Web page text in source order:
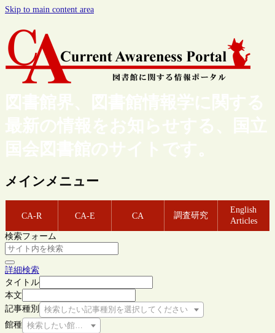
Skip to main content area
図書館界、図書館情報学に関する
最新の情報をお知らせする、国立
国会図書館のサイトです。
メインメニュー
CA-R CA-E CA 調査研究
English
Articles
検索フォーム
詳細検索
タイトル
本文
記事種別
検索したい記事種別を選択してください
館種 検索したい館種を選択してください